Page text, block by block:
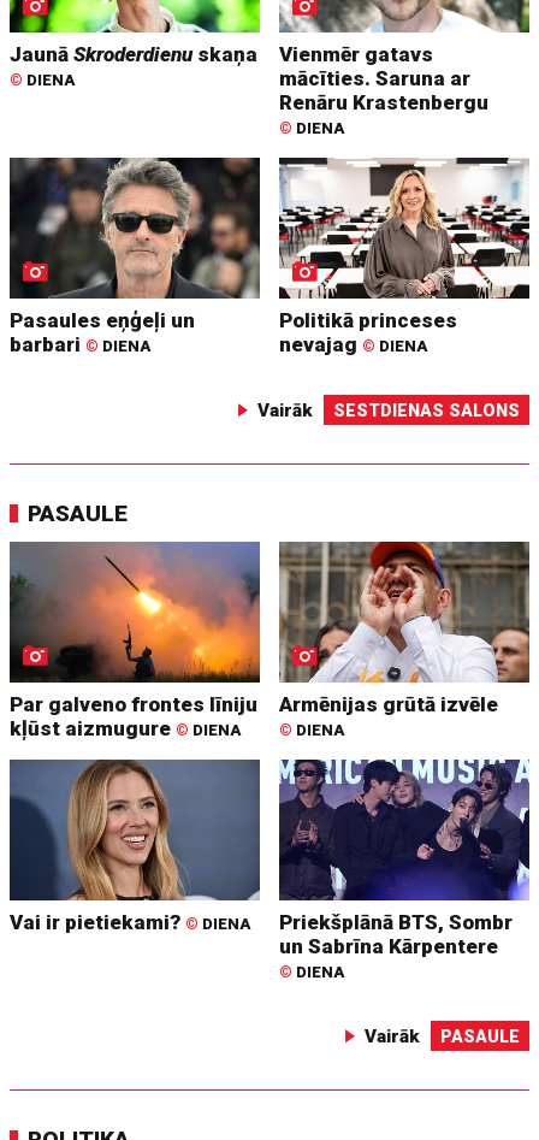
JaunāSkroderdienuskaņa
© DIENA
Vienmēr gatavs
mācīties. Saruna ar
Renāru Krastenbergu
© DIENA
Pasaules eņģeļi un
barbari © DIENA
Politikā princeses
nevajag © DIENA
Vairāk SESTDIENAS SALONS
PASAULE
Par galveno frontes līniju
kļūst aizmugure © DIENA
Armēnijas grūtā izvēle
© DIENA
Vai ir pietiekami? © DIENA
Priekšplānā BTS, Sombr
un Sabrīna Kārpentere
© DIENA
Vairāk PASAULE